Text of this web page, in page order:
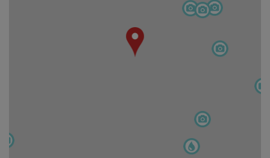
Niedaleko Louny znajdują się Kounovské rzędy,
tajemnicze kamienne formacje, które wciąż fascynują
archeologów i turystów. Te kamienne rzędy i menhiry są
uważane za prehistoryczne zabytki o wciąż niejasnym
oferuje wyjątkowe doświadczenie i wgląd w starożytną
Menhir - Zaczarowany Mnich
ok. 5 km rowerem